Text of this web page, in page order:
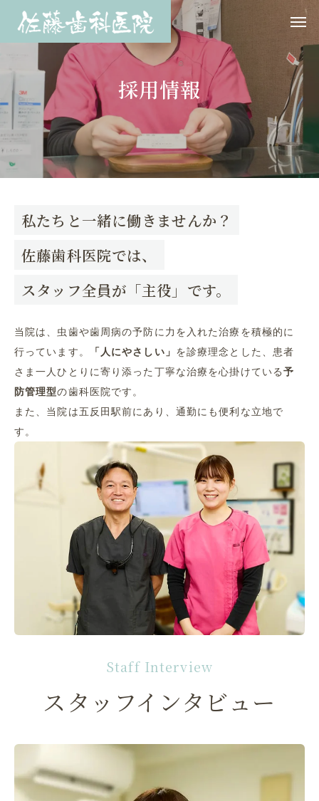
採用情報
私たちと一緒に働きませんか？
佐藤歯科医院では、
スタッフ全員が「主役」です。
当院は、虫歯や歯周病の予防に力を入れた治療を積極的に
行っています。
「人にやさしい」 を診療理念とした、患者
さま一人ひとりに寄り添った丁寧な治療を心掛けている予
防管理型の歯科医院です。
また、当院は五反田駅前にあり、通勤にも便利な立地で
す。
Staff Interview
スタッフインタビュー